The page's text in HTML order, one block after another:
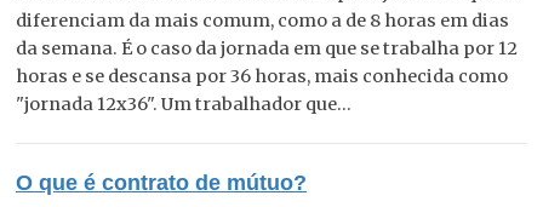
diferenciam da mais comum, como a de 8 horas em dias
da semana. É o caso da jornada em que se trabalha por 12
horas e se descansa por 36 horas, mais conhecida como
"jornada 12x36". Um trabalhador que...
O que é contrato de mútuo?